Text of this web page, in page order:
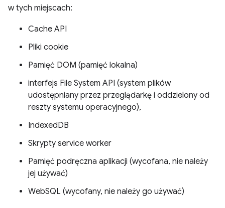
w tych miejscach:
Cache API
Pliki cookie
Pamięć DOM (pamięć lokalna)
interfejs File System API (system plików
udostępniany przez przeglądarkę i oddzielony od
reszty systemu operacyjnego),
IndexedDB
Skrypty service worker
Pamięć podręczna aplikacji (wycofana, nie należy
jej używać)
WebSQL (wycofany, nie należy go używać)